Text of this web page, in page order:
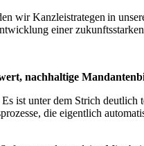
wir Kanzleistrategen in
einer
nachhaltige
Es ist unter dem Strich deutlich
die eigentlich